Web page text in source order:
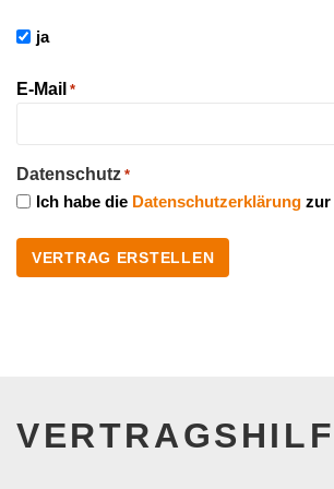
ja
E-Mail *
Datenschutz *
Ich habe die Datenschutzerklärung zur